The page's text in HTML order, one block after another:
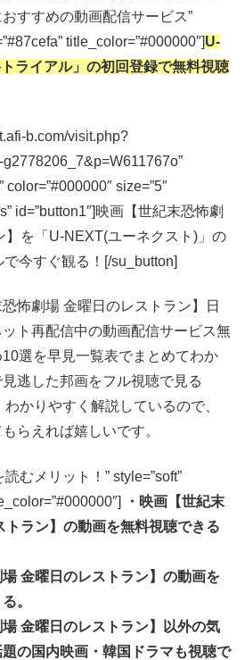
すすめの動画配信サービス”
title_color=”#000000″]U-
ライアル」の初回登録で無料視聴
b.com/visit.php?
color=”#000000″ size=”5″
id=”button1″]映画【世紀末恐怖劇
】を「U-NEXT(ユーネクスト)」の
今すぐ観る！[/su_button]
怖劇場 金曜日のレストラン】日
ト再配信中の動画配信サービス無
選を早見一覧表でまとめてわか
逃した邦画をフル視聴で見る
かりやすく解説しているので、
らえれば嬉しいです。
むメリット！” style=”soft”
・映画【世紀末
トラン】の動画を無料視聴できる
場 金曜日のレストラン】の動画を
。
場 金曜日のレストラン】以外の気
の国内映画・韓国ドラマも視聴で